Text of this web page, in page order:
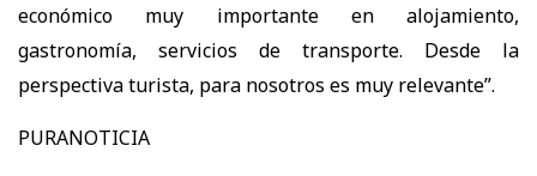
económico muy importante en alojamiento,
gastronomía, servicios de transporte. Desde la
perspectiva turista, para nosotros es muy relevante”.
PURANOTICIA